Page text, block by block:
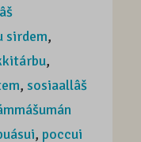
sirdem,
,
, sosiaallâš
, poccui